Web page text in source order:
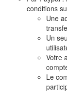
conditions
Une
Un
Votre
Le